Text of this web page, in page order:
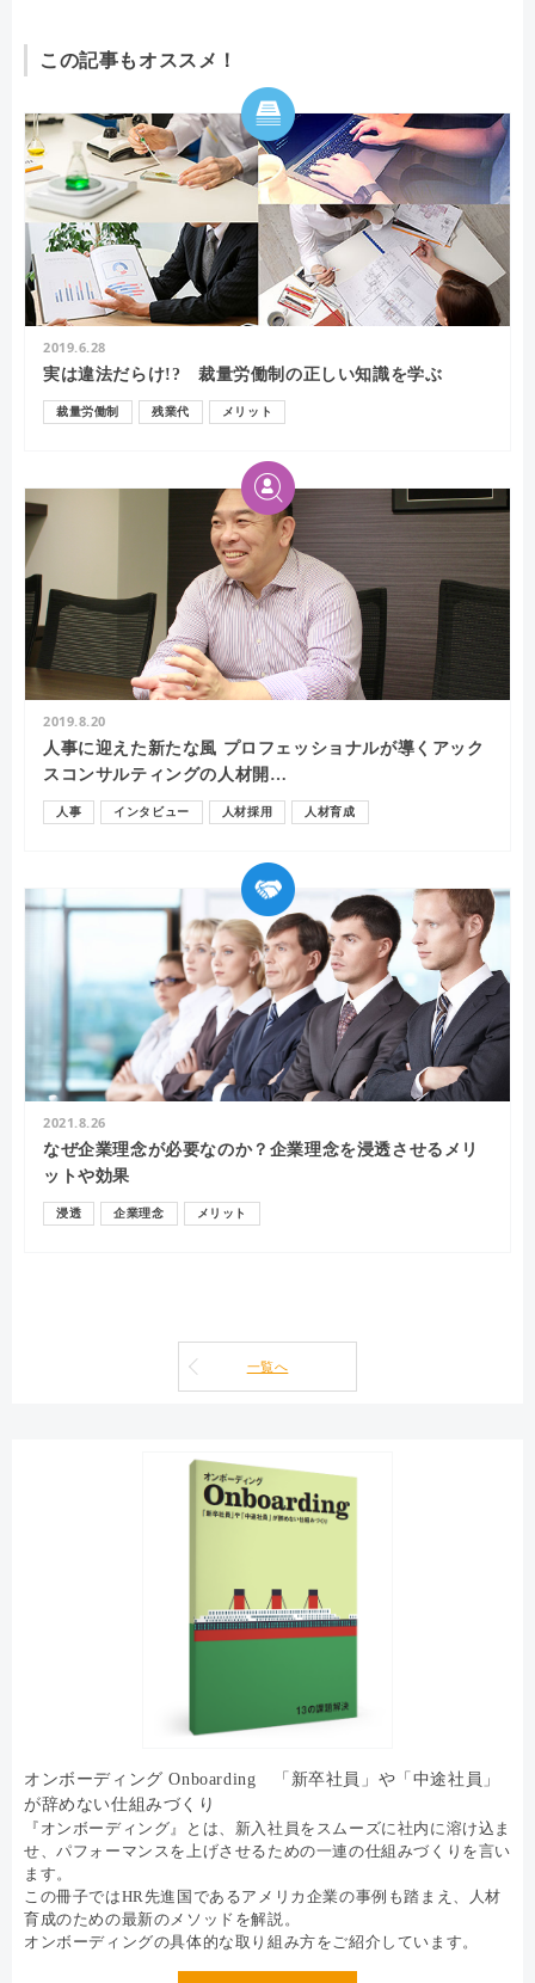
この記事もオススメ！
2019.6.28
実は違法だらけ!? 裁量労働制の正しい知識を学ぶ
裁量労働制 残業代 メリット
2019.8.20
人事に迎えた新たな風 プロフェッショナルが導くアック
スコンサルティングの人材開…
人事 インタビュー 人材採用 人材育成
2021.8.26
なぜ企業理念が必要なのか？企業理念を浸透させるメリ
ットや効果
浸透 企業理念 メリット
一覧へ
オンボーディング Onboarding 「新卒社員」や「中途社員」
が辞めない仕組みづくり
『オンボーディング』とは、新入社員をスムーズに社内に溶け込ま
せ、パフォーマンスを上げさせるための一連の仕組みづくりを言い
ます。
この冊子ではHR先進国であるアメリカ企業の事例も踏まえ、人材
育成のための最新のメソッドを解説。
オンボーディングの具体的な取り組み方をご紹介しています。